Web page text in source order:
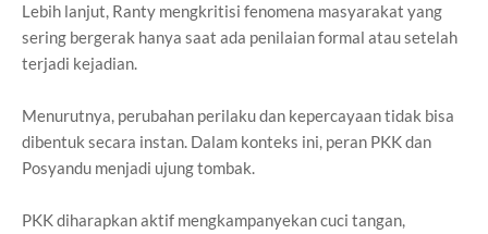
Lebih lanjut, Ranty mengkritisi fenomena masyarakat yang
sering bergerak hanya saat ada penilaian formal atau setelah
terjadi kejadian.
Menurutnya, perubahan perilaku dan kepercayaan tidak bisa
dibentuk secara instan. Dalam konteks ini, peran PKK dan
Posyandu menjadi ujung tombak.
PKK diharapkan aktif mengkampanyekan cuci tangan,